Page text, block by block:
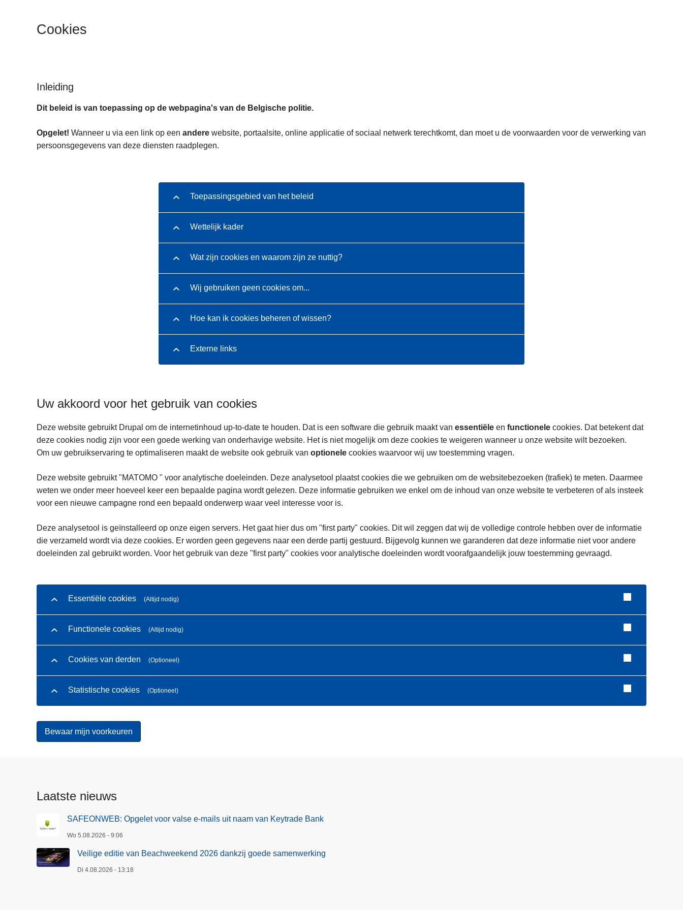
Cookies
Inleiding
Dit beleid is van toepassing op de webpagina's van de Belgische politie.
Opgelet! Wanneer u via een link op een andere website, portaalsite, online applicatie of sociaal netwerk terechtkomt, dan moet u de voorwaarden voor de verwerking van
persoonsgegevens van deze diensten raadplegen.
Toepassingsgebied van het beleid
Wettelijk kader
Wat zijn cookies en waarom zijn ze nuttig?
Wij gebruiken geen cookies om...
Hoe kan ik cookies beheren of wissen?
Externe links
Uw akkoord voor het gebruik van cookies
Deze website gebruikt Drupal om de internetinhoud up-to-date te houden. Dat is een software die gebruik maakt van essentiële en functionele cookies. Dat betekent dat
deze cookies nodig zijn voor een goede werking van onderhavige website. Het is niet mogelijk om deze cookies te weigeren wanneer u onze website wilt bezoeken.
Om uw gebruikservaring te optimaliseren maakt de website ook gebruik van optionele cookies waarvoor wij uw toestemming vragen.
Deze website gebruikt "MATOMO " voor analytische doeleinden. Deze analysetool plaatst cookies die we gebruiken om de websitebezoeken (trafiek) te meten. Daarmee
weten we onder meer hoeveel keer een bepaalde pagina wordt gelezen. Deze informatie gebruiken we enkel om de inhoud van onze website te verbeteren of als insteek
voor een nieuwe campagne rond een bepaald onderwerp waar veel interesse voor is.
Deze analysetool is geïnstalleerd op onze eigen servers. Het gaat hier dus om "first party" cookies. Dit wil zeggen dat wij de volledige controle hebben over de informatie
die verzameld wordt via deze cookies. Er worden geen gegevens naar een derde partij gestuurd. Bijgevolg kunnen we garanderen dat deze informatie niet voor andere
doeleinden zal gebruikt worden. Voor het gebruik van deze "first party" cookies voor analytische doeleinden wordt voorafgaandelijk jouw toestemming gevraagd.
Essentiële cookies (Altijd nodig)
Functionele cookies (Altijd nodig)
Cookies van derden (Optioneel)
Statistische cookies (Optioneel)
Laatste nieuws
SAFEONWEB: Opgelet voor valse e-mails uit naam van Keytrade Bank
Wo 5.08.2026 - 9:06
Veilige editie van Beachweekend 2026 dankzij goede samenwerking
Di 4.08.2026 - 13:18